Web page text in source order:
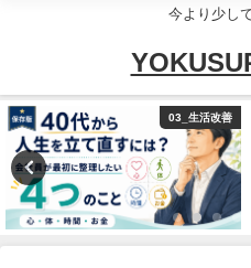
今より少し
03_生活改善